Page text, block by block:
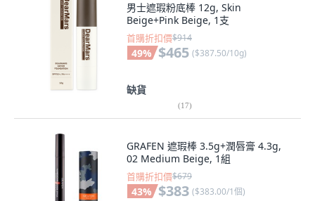
男士遮瑕粉底棒 12g, Skin
Beige+Pink Beige, 1支
首購折扣價$914
49% $465 ($387.50/10g)
缺貨
(17)
GRAFEN 遮瑕棒 3.5g+潤唇膏 4.3g,
02 Medium Beige, 1組
首購折扣價$679
43% $383 ($383.00/1個)